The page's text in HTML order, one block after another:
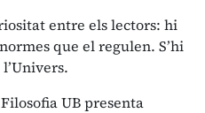
entre els lectors: hi
que el regulen. S’hi
UB presenta